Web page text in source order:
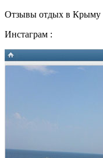
Отзывы отдых в Крыму
Инстаграм :